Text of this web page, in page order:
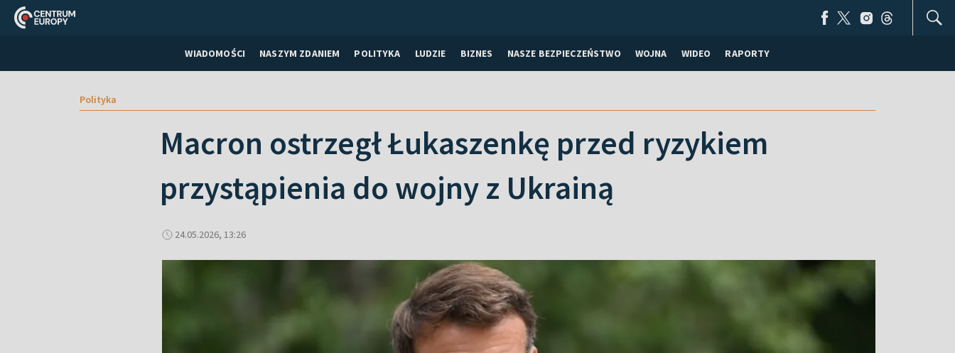
WIADOMOŚCI NASZYM ZDANIEM POLITYKA LUDZIE BIZNES NASZE BEZPIECZEŃSTWO WOJNA WIDEO RAPORTY
Polityka
Macron ostrzegł Łukaszenkę przed ryzykiem
przystąpienia do wojny z Ukrainą
24.05.2026, 13:26